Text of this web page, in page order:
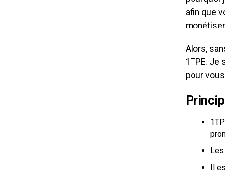
afin que
Alors,
1TPE. Je
pour
Il